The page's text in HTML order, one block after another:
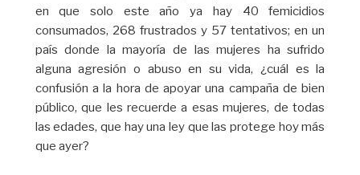
en que solo este año ya hay 40 femicidios
consumados, 268 frustrados y 57 tentativos; en un
país donde la mayoría de las mujeres ha sufrido
alguna agresión o abuso en su vida, ¿cuál es la
confusión a la hora de apoyar una campaña de bien
público, que les recuerde a esas mujeres, de todas
las edades, que hay una ley que las protege hoy más
que ayer?